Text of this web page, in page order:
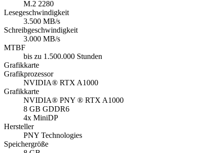
M.2 2280
Lesegeschwindigkeit
3.500 MB/s
Schreibgeschwindigkeit
3.000 MB/s
MTBF
bis zu 1.500.000 Stunden
Grafikkarte
Grafikprozessor
NVIDIA® RTX A1000
Grafikkarte
NVIDIA® PNY ® RTX A1000
8 GB GDDR6
4x MiniDP
Hersteller
PNY Technologies
Speichergröße